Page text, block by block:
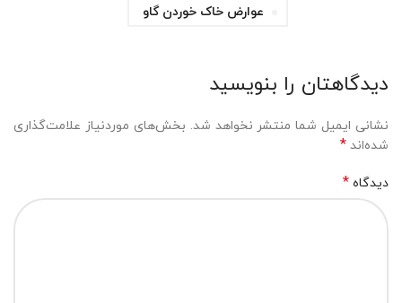
عوارض خاک خوردن گاو
دیدگاهتان را بنویسید
نشانی ایمیل شما منتشر نخواهد شد. بخش‌های موردنیاز علامت‌گذاری
شده‌اند *
دیدگاه *